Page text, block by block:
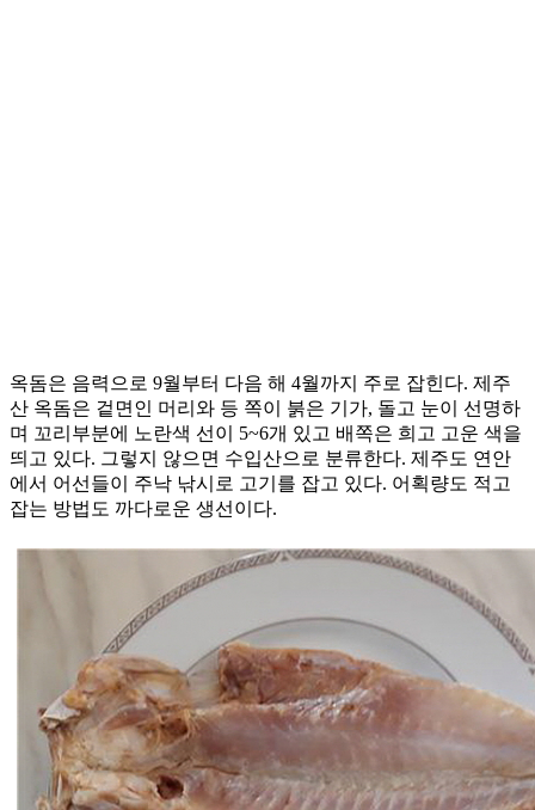
옥돔은 음력으로 9월부터 다음 해 4월까지 주로 잡힌다. 제주
산 옥돔은 겉면인 머리와 등 쪽이 붉은 기가, 돌고 눈이 선명하
며 꼬리부분에 노란색 선이 5~6개 있고 배쪽은 희고 고운 색을
띄고 있다. 그렇지 않으면 수입산으로 분류한다. 제주도 연안
에서 어선들이 주낙 낚시로 고기를 잡고 있다. 어획량도 적고
잡는 방법도 까다로운 생선이다.